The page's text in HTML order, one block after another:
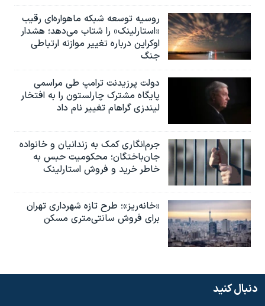
روسیه توسعه شبکه ماهواره‌ای رقیب
«استارلینک» را شتاب می‌دهد؛ هشدار
اوکراین درباره تغییر موازنه ارتباطی
جنگ
دولت پرزیدنت ترامپ طی مراسمی
پایگاه مشترک چارلستون را به افتخار
لیندزی گراهام تغییر نام داد
جرم‌انگاری کمک به زندانیان و خانواده
جان‌باختگان؛ محکومیت حبس به‌
خاطر خرید و فروش استارلینک
«خانه‌ریز»؛ طرح تازه شهرداری تهران
برای فروش سانتی‌متری مسکن
دنبال کنید